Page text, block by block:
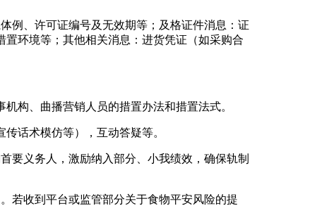
、许可证编号及无效期等；及格证件消息：证
环境等；其他相关消息：进货凭证（如采购合
构、曲播营销人员的措置办法和措置法式。
话术模仿等），互动答疑等。
义务人，激励纳入部分、小我绩效，确保轨制
收到平台或监管部分关于食物平安风险的提